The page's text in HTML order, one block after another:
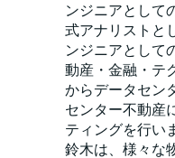
ンジニアとして
式アナリストと
ンジニアとして
動産・金融・テ
からデータセン
センター不動産
ティングを行い
鈴木は、様々な